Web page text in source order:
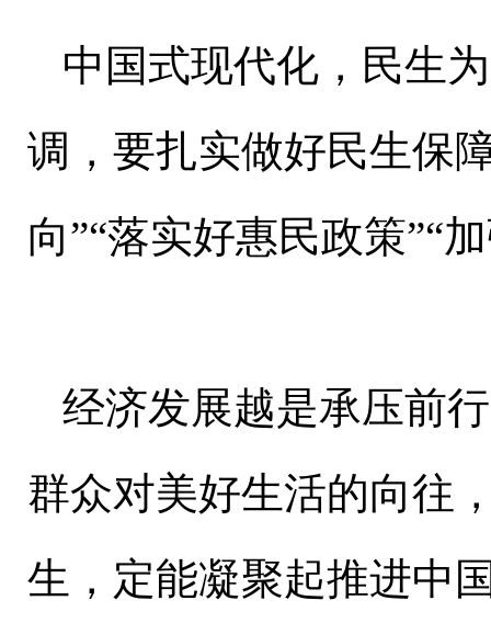
中国式现代化，民生
调，要扎实做好民生保
向”“落实好惠民政策”“
经济发展越是承压前
群众对美好生活的向往
生，定能凝聚起推进中